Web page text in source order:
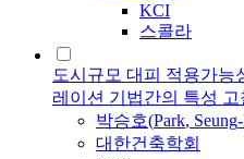
KCI
스콜라
도시규모 대피 적용가능
레이션 기법간의 특성 고
박승호(Park, Seung-
대한건축학회